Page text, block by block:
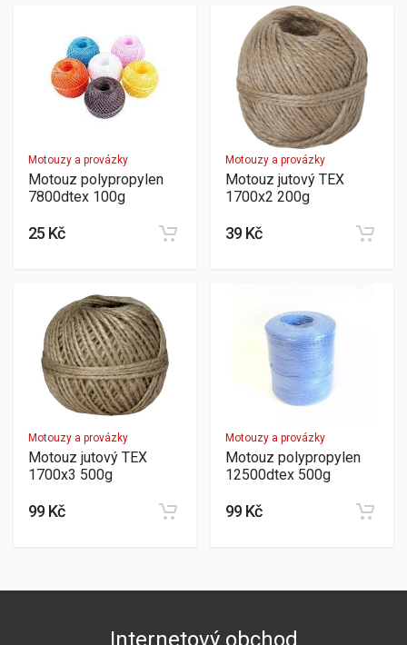
Motouzy a provázky
Motouz polypropylen
7800dtex 100g
25 Kč
Motouzy a provázky
Motouz jutový TEX
1700x2 200g
39 Kč
Motouzy a provázky
Motouz jutový TEX
1700x3 500g
99 Kč
Motouzy a provázky
Motouz polypropylen
12500dtex 500g
99 Kč
Internetový obchod